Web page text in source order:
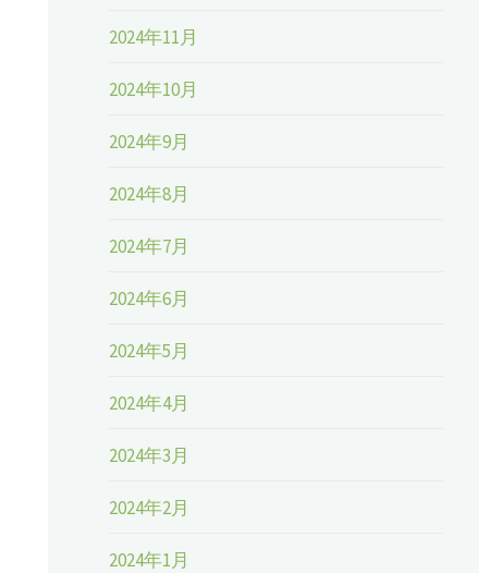
2024年11月
2024年10月
2024年9月
2024年8月
2024年7月
2024年6月
2024年5月
2024年4月
2024年3月
2024年2月
2024年1月